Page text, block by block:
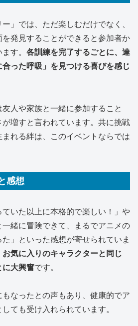
ー」では、ただ楽しむだけでなく、
発見することができると参加者か
す。 各訓練を完了するごとに、達
った呼吸」を見つける喜びを感じ
人や家族と一緒に参加すること
増すと言われています。共に挑戦
まれる絆は、このイベントならでは
感想
いた以上に本格的で楽しい！」や
一緒に冒険できて、まるでアニメの
」といった感想が寄せられていま
気に入りのキャラクターと同じ
に大興奮です。
もなったとの声もあり、健康的でア
ても受け入れられています。